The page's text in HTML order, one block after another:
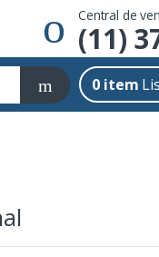
Central de
(11)
0 item